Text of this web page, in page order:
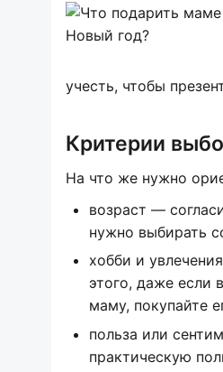
учесть, чтобы
Критерии
На что же нужно
возраст —
нужно выбирать
хобби и
этого, даже если
маму, покупайте
польза или
практическую